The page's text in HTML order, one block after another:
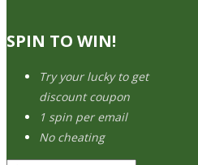
SPIN TO WIN!
Try your lucky to get
discount coupon
1 spin per email
No cheating